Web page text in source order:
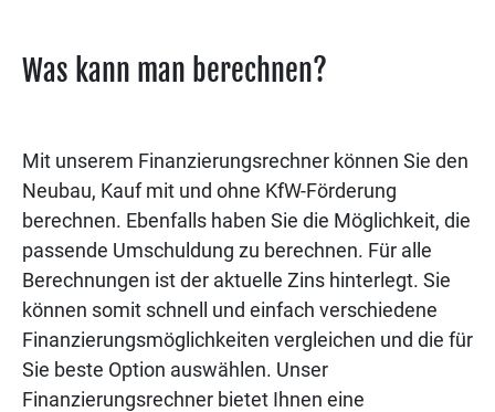
Was kann man berechnen?
Mit unserem Finanzierungsrechner können Sie den
Neubau, Kauf mit und ohne KfW-Förderung
berechnen. Ebenfalls haben Sie die Möglichkeit, die
passende Umschuldung zu berechnen. Für alle
Berechnungen ist der aktuelle Zins hinterlegt. Sie
können somit schnell und einfach verschiedene
Finanzierungsmöglichkeiten vergleichen und die für
Sie beste Option auswählen. Unser
Finanzierungsrechner bietet Ihnen eine